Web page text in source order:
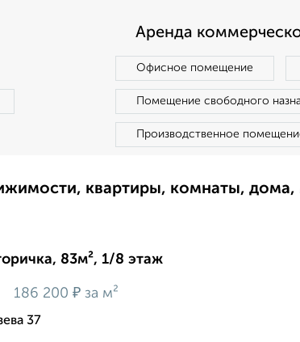
Аренда
Офисное помещение
Помещение свободного
Производственное
квартиры, комнаты,
83м², 1/8 этаж
186 200 ₽ за м²
37